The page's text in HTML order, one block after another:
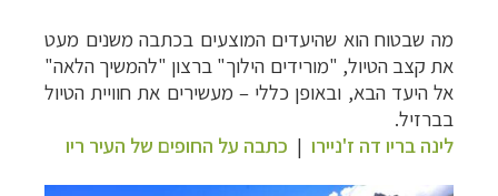
מה שבטוח הוא שהיעדים המוצעים בכתבה משנים מעט
את קצב הטיול, "מורידים הילוך" ברצון "להמשיך הלאה"
אל היעד הבא, ובאופן כללי – מעשירים את חוויית הטיול
בברזיל.
לינה בריו דה ז'ניירו | כתבה על החופים של העיר ריו